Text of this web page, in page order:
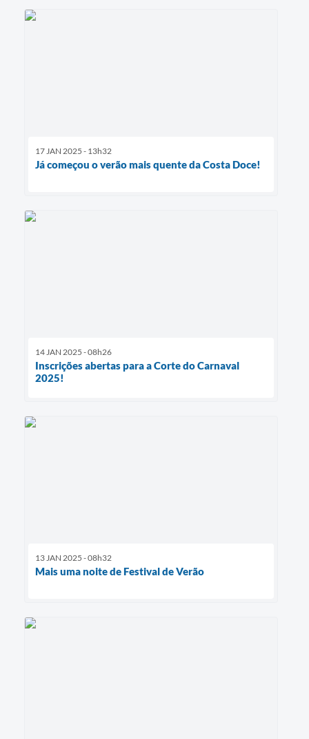
17 JAN 2025 - 13h32
Já começou o verão mais quente da Costa Doce!
14 JAN 2025 - 08h26
Inscrições abertas para a Corte do Carnaval
2025!
13 JAN 2025 - 08h32
Mais uma noite de Festival de Verão